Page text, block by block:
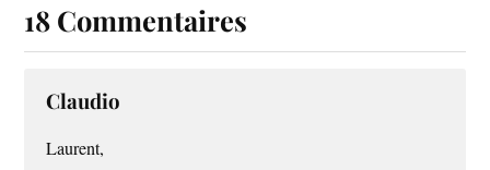
18 Commentaires
Claudio
Laurent,